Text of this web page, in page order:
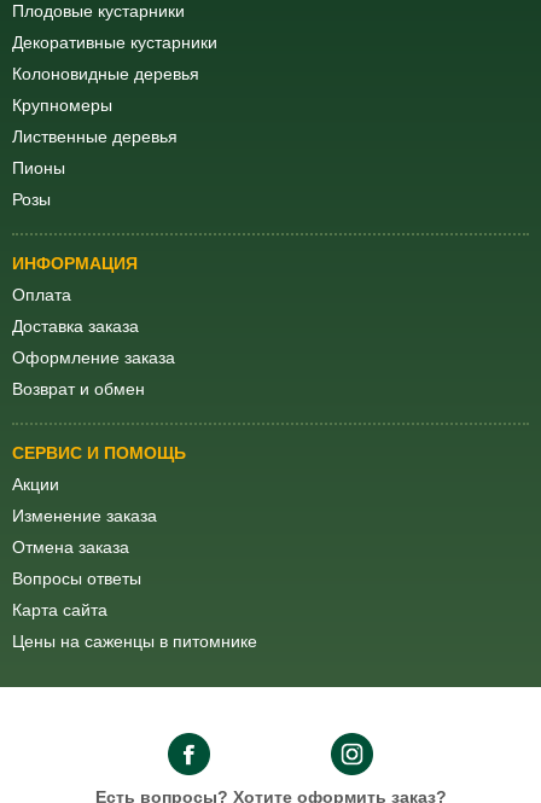
Плодовые кустарники
Декоративные кустарники
Колоновидные деревья
Крупномеры
Лиственные деревья
Пионы
Розы
ИНФОРМАЦИЯ
Оплата
Доставка заказа
Оформление заказа
Возврат и обмен
СЕРВИС И ПОМОЩЬ
Акции
Изменение заказа
Отмена заказа
Вопросы ответы
Карта сайта
Цены на саженцы в питомнике
Есть вопросы? Хотите оформить заказ?